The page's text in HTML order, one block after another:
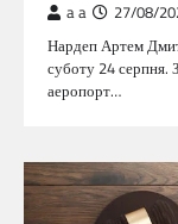
a a 27/08/
Нардеп Артем
суботу 24 серпня.
аеропорт…